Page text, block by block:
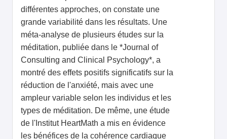
différentes approches, on constate une
grande variabilité dans les résultats. Une
méta-analyse de plusieurs études sur la
méditation, publiée dans le *Journal of
Consulting and Clinical Psychology*, a
montré des effets positifs significatifs sur la
réduction de l'anxiété, mais avec une
ampleur variable selon les individus et les
types de méditation. De même, une étude
de l'Institut HeartMath a mis en évidence
les bénéfices de la cohérence cardiaque